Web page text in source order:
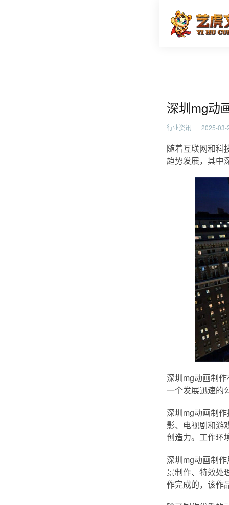
深圳mg
深圳mg动
行业资讯 2025-03-
随着互联网和科
趋势发展，其中
深圳mg动画制
一个发展迅速的
深圳mg动画制
影、电视剧和游
创造力。工作环
深圳mg动画制
景制作、特效处
作完成的，该作